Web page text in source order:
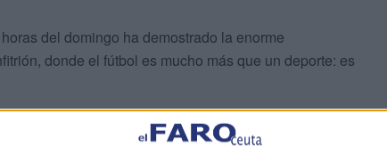
del domingo ha demostrado la enorme
donde el fútbol es mucho más que un deporte: es